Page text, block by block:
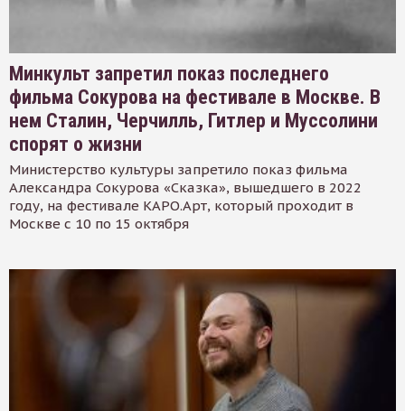
Минкульт запретил показ последнего
фильма Сокурова на фестивале в Москве. В
нем Сталин, Черчилль, Гитлер и Муссолини
спорят о жизни
Министерство культуры запретило показ фильма
Александра Сокурова «Сказка», вышедшего в 2022
году, на фестивале КАРО.Арт, который проходит в
Москве с 10 по 15 октября